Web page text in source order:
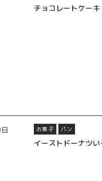
チョコレートケーキ
お菓子 パン
イーストドーナツ